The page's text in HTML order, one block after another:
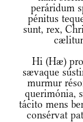
peráridum
pénitus
sunt, rex,
Hi (Hæ)
sævaque
murmur
querimónia,
tácito mens
consérvat